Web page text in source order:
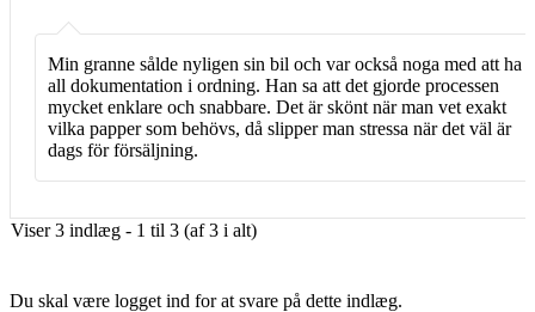
Min granne sålde nyligen sin bil och var också noga med att ha
all dokumentation i ordning. Han sa att det gjorde processen
mycket enklare och snabbare. Det är skönt när man vet exakt
vilka papper som behövs, då slipper man stressa när det väl är
dags för försäljning.
Viser 3 indlæg - 1 til 3 (af 3 i alt)
Du skal være logget ind for at svare på dette indlæg.